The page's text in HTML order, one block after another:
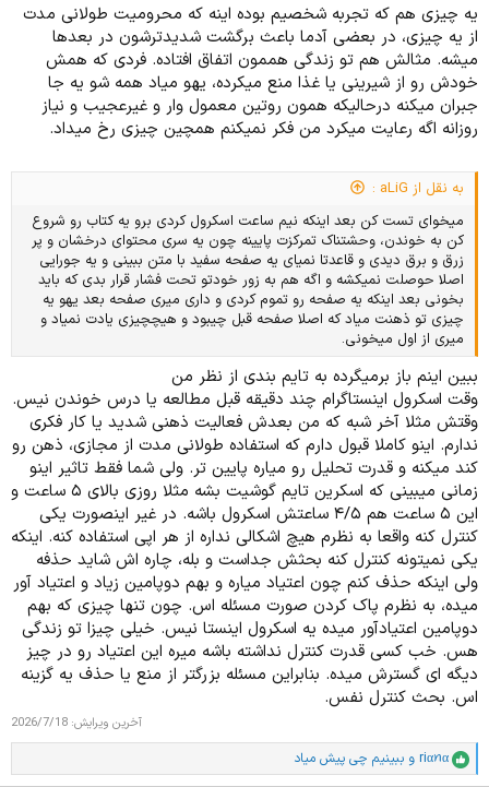
یه چیزی هم که تجربه شخصیم بوده اینه که محرومیت طولانی مدت
از یه چیزی، در بعضی آدما باعث برگشت شدیدترشون در بعدها
میشه. مثالش هم تو زندگی هممون اتفاق افتاده. فردی که همش
خودش رو از شیرینی یا غذا منع میکرده، یهو میاد همه شو یه جا
جبران میکنه درحالیکه همون روتین معمول وار و غیرعجیب و نیاز
روزانه اگه رعایت میکرد من فکر نمیکنم همچین چیزی رخ میداد.
به نقل از aLiG :
میخوای تست کن بعد اینکه نیم ساعت اسکرول کردی برو یه کتاب رو شروع
کن به خوندن، وحشتناک تمرکزت پایینه چون یه سری محتوای درخشان و پر
زرق و برق دیدی و قاعدتا نمیای یه صفحه سفید با متن ببینی و یه جورایی
اصلا حوصلت نمیکشه و اگه هم به زور خودتو تحت فشار قرار بدی که باید
بخونی بعد اینکه یه صفحه رو تموم کردی و داری میری صفحه بعد یهو یه
چیزی تو ذهنت میاد که اصلا صفحه قبل چیبود و هیچچیزی یادت نمیاد و
میری از اول میخونی.
ببین اینم باز برمیگرده به تایم بندی از نظر من
وقت اسکرول اینستاگرام چند دقیقه قبل مطالعه یا درس خوندن نیس.
وقتش مثلا آخر شبه که من بعدش فعالیت ذهنی شدید یا کار فکری
ندارم. اینو کاملا قبول دارم که استفاده طولانی مدت از مجازی، ذهن رو
کند میکنه و قدرت تحلیل رو میاره پایین تر. ولی شما فقط تاثیر اینو
زمانی میبینی که اسکرین تایم گوشیت بشه مثلا روزی بالای ۵ ساعت و
این ۵ ساعت هم ۴/۵ ساعتش اسکرول باشه. در غیر اینصورت یکی
کنترل کنه واقعا به نظرم هیچ اشکالی نداره از هر اپی استفاده کنه. اینکه
یکی نمیتونه کنترل کنه بحثش جداست و بله، چاره اش شاید حذفه
ولی اینکه حذف کنم چون اعتیاد میاره و بهم دوپامین زیاد و اعتیاد آور
میده، به نظرم پاک کردن صورت مسئله اس. چون تنها چیزی که بهم
دوپامین اعتیادآور میده یه اسکرول اینستا نیس. خیلی چیزا تو زندگی
هس. خب کسی قدرت کنترل نداشته باشه میره این اعتیاد رو در چیز
دیگه ای گسترش میده. بنابراین مسئله بزرگتر از منع یا حذف یه گزینه
اس. بحث کنترل نفس‌.
آخرین ویرایش: 2026/7/18
ا
riαꪀα و ببینیم چی پیش میاد